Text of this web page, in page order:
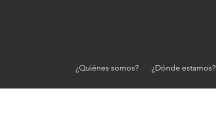
¿Quiénes somos? ¿Dónde estamos?